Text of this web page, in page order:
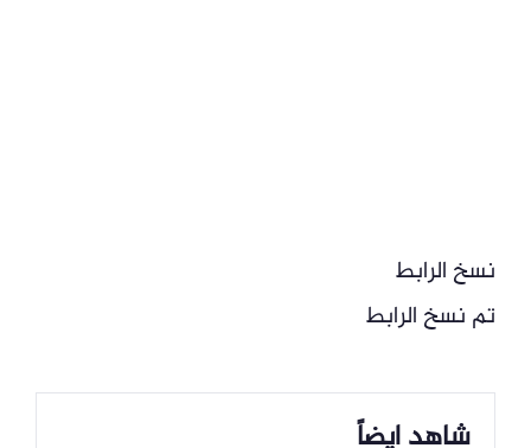
نسخ الرابط
تم نسخ الرابط
شاهد ايضاً